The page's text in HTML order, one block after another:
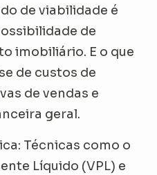
de viabilidade é
de
imobiliário. E o que
de custos de
de vendas e
geral.
Técnicas como o
Líquido (VPL) e